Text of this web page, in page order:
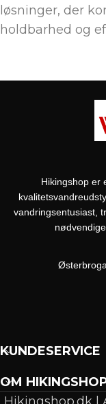
løsninger, der
holdbarhed og
Hikingshop er
vandringsentusiast,
KUNDESERVICE
OM